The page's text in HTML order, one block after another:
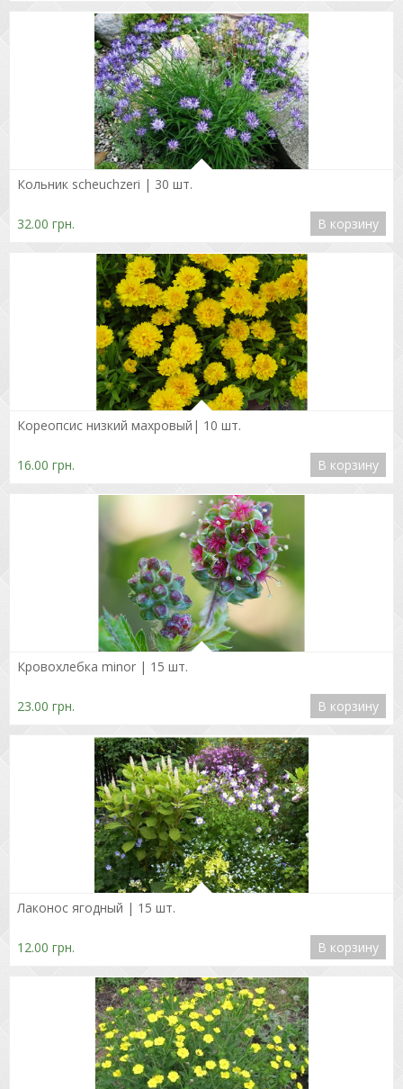
Подробнее
Кольник scheuchzeri | 30 шт.
32.00 грн. В корзину
Подробнее
Кореопсис низкий махровый| 10 шт.
16.00 грн. В корзину
Кровохлебка minor | 15 шт.
23.00 грн. В корзину
Лаконос ягодный | 15 шт.
12.00 грн. В корзину